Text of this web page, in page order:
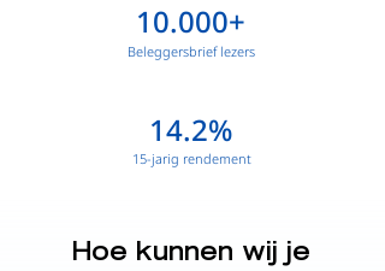
10.000+
Beleggersbrief lezers
14.2%
15-jarig rendement
Hoe kunnen wij je